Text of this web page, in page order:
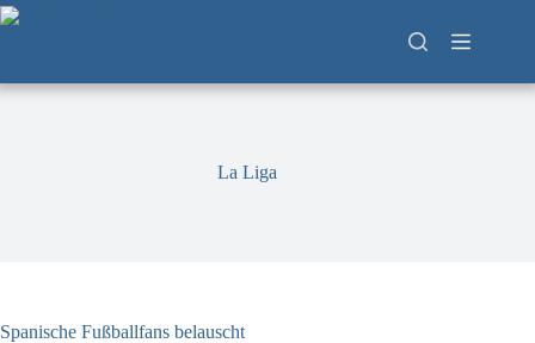
Zum
Inhalt
La Liga
Spanische Fußballfans belauscht